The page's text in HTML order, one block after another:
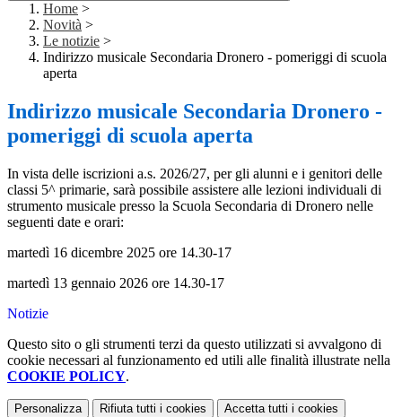
Home >
Novità >
Le notizie >
Indirizzo musicale Secondaria Dronero - pomeriggi di scuola
aperta
Indirizzo musicale Secondaria Dronero -
pomeriggi di scuola aperta
In vista delle iscrizioni a.s. 2026/27, per gli alunni e i genitori delle
classi 5^ primarie, sarà possibile assistere alle lezioni individuali di
strumento musicale presso la Scuola Secondaria di Dronero nelle
seguenti date e orari:
martedì 16 dicembre 2025 ore 14.30-17
martedì 13 gennaio 2026 ore 14.30-17
Notizie
Questo sito o gli strumenti terzi da questo utilizzati si avvalgono di
cookie necessari al funzionamento ed utili alle finalità illustrate nella
COOKIE POLICY.
Personalizza Rifiuta tutti i cookies Accetta tutti i cookies